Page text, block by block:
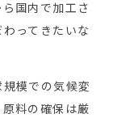
国内で加工さ
ってきたいな
模での気候変
料の確保は厳